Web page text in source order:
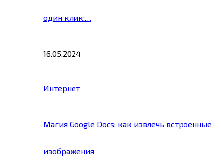
один клик:…
16.05.2024
Интернет
Магия Google Docs: как извлечь встроенные
изображения